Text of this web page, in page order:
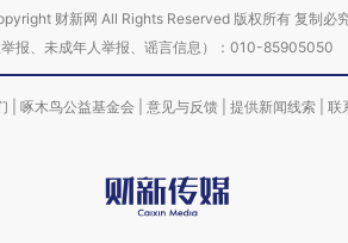
财新网 All Rights Reserved 版权所有 复制必
举报、未成年人举报、谣言信息）：010-
啄木鸟公益基金会 意见与反馈 提供新闻线索 联